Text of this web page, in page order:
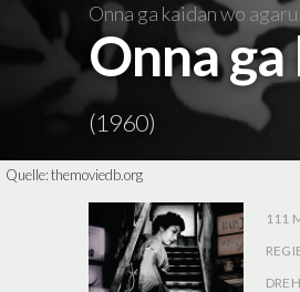
Onna ga kaidan wo
Onna
(1960)
Quelle:themoviedb.org
111